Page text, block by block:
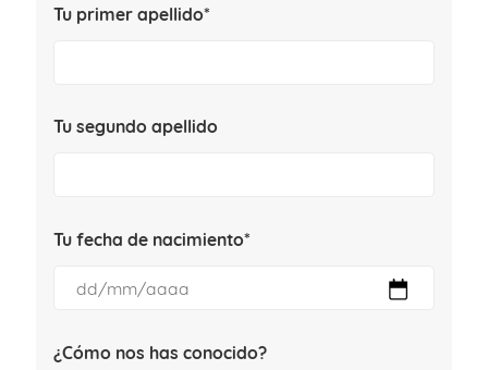
Tu primer apellido*
Tu segundo apellido
Tu fecha de nacimiento*
¿Cómo nos has conocido?